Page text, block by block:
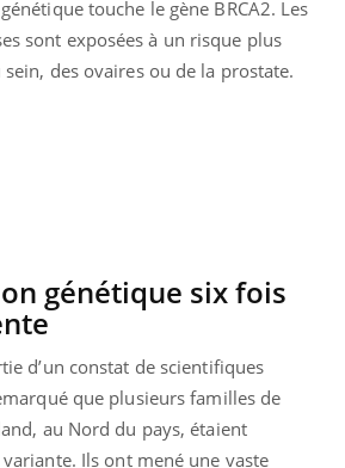
touche le gène BRCA2. Les
sont exposées à un risque plus
des ovaires ou de la prostate.
génétique six fois
d’un constat de scientifiques
que plusieurs familles de
au Nord du pays, étaient
Ils ont mené une vaste